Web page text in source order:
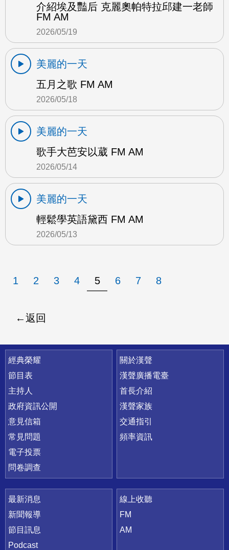
介紹埃及豔后 克麗奧帕特拉邱建一老師
FM AM
2026/05/19
美麗的一天
五月之歌 FM AM
2026/05/18
美麗的一天
歌手大芭安以葳 FM AM
2026/05/14
美麗的一天
輕鬆學英語黛西 FM AM
2026/05/13
1 2 3 4 5 6 7 8
返回
快速連結
經典榮耀
節目表
主持人
政府資訊公開
意見信箱
常見問題
電子投票
問卷調查
關於漢聲
漢聲廣播電臺
首長介紹
漢聲家族
交通指引
頻率資訊
最新消息
新聞報導
節目訊息
Podcast
線上收聽
FM
AM